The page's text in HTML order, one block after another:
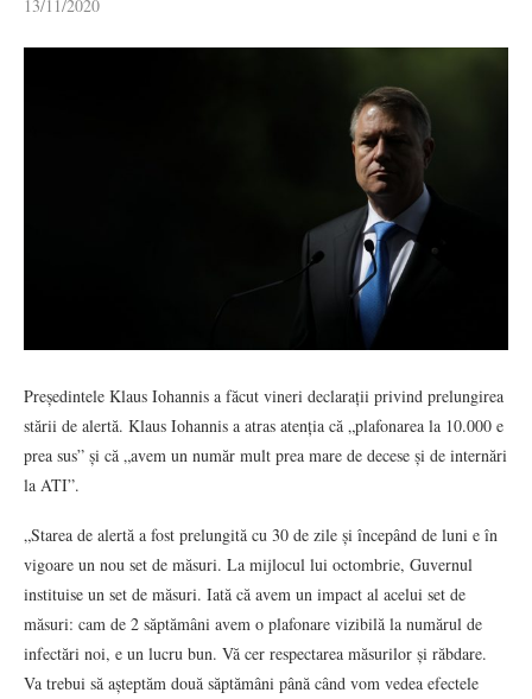
13/11/2020
Președintele Klaus Iohannis a făcut vineri declarații privind prelungirea
stării de alertă. Klaus Iohannis a atras atenția că „plafonarea la 10.000 e
prea sus” și că „avem un număr mult prea mare de decese și de internări
la ATI”.
„Starea de alertă a fost prelungită cu 30 de zile și începând de luni e în
vigoare un nou set de măsuri. La mijlocul lui octombrie, Guvernul
instituise un set de măsuri. Iată că avem un impact al acelui set de
măsuri: cam de 2 săptămâni avem o plafonare vizibilă la numărul de
infectări noi, e un lucru bun. Vă cer respectarea măsurilor și răbdare.
Va trebui să așteptăm două săptămâni până când vom vedea efectele